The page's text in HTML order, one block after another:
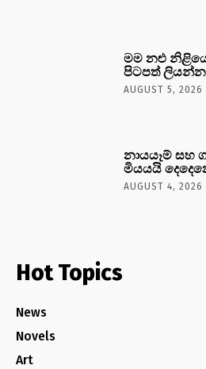
මම නළු
පිටපත්
AUGUST 5, 2026
නායයෑම් සහ
මියයයි
AUGUST 4, 2026
Hot Topics
News
Novels
Art